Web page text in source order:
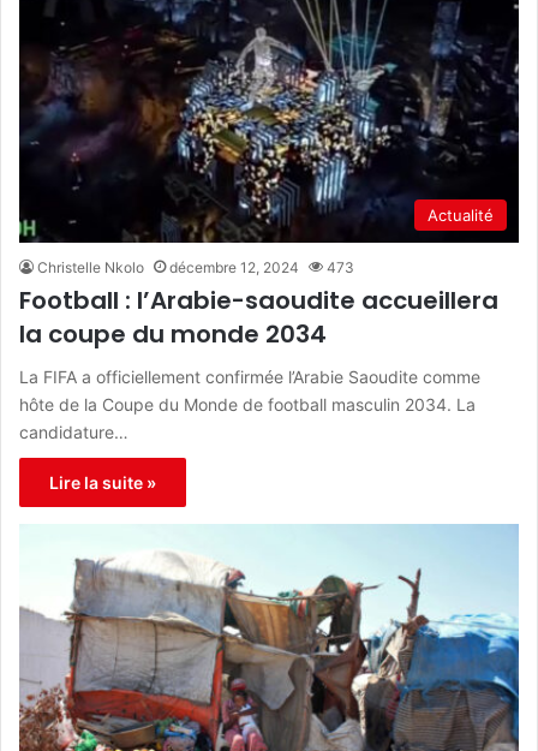
Actualité
Christelle Nkolo décembre 12, 2024 473
Football : l’Arabie-saoudite accueillera
la coupe du monde 2034
La FIFA a officiellement confirmée l’Arabie Saoudite comme
hôte de la Coupe du Monde de football masculin 2034. La
candidature…
Lire la suite »